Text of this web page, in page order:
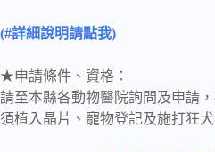
(#詳細說明請點我)
★申請條件、資格：
請至本縣各動物醫院詢問及申請
須植入晶片、寵物登記及施打狂